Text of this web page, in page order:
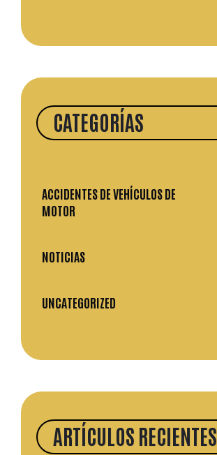
CATEGORÍAS
ACCIDENTES DE VEHÍCULOS DE
MOTOR
NOTICIAS
UNCATEGORIZED
ARTÍCULOS RECIENTES